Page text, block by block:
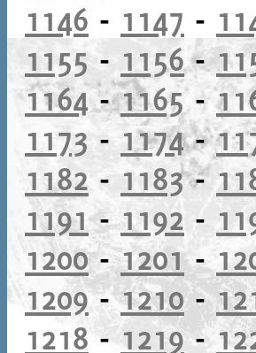
1146 - 1147 -
1155- 1156-
1164-1165-
1173 - 1174-
1182 - 1183-
1191-1192 -
1200-1201-
1209-1210-
1218-1219-